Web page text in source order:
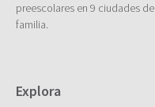
preescolares en 9 ciudades
familia.
Explora